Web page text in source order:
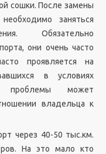
сошки. После замены
заняться
Обязательно
они очень часто
проявляется на
в условиях
проблемы может
владельца к
через 40-50 тыс.км.
На это мало кто